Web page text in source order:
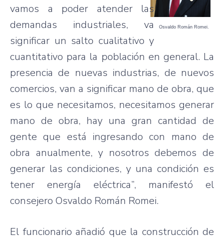
Osvaldo Román Romei.
vamos a poder atender las
demandas industriales, va
significar un salto cualitativo y
cuantitativo para la población en general. La
presencia de nuevas industrias, de nuevos
comercios, van a significar mano de obra, que
es lo que necesitamos, necesitamos generar
mano de obra, hay una gran cantidad de
gente que está ingresando con mano de
obra anualmente, y nosotros debemos de
generar las condiciones, y una condición es
tener energía eléctrica”, manifestó el
consejero Osvaldo Román Romei.
El funcionario añadió que la construcción de